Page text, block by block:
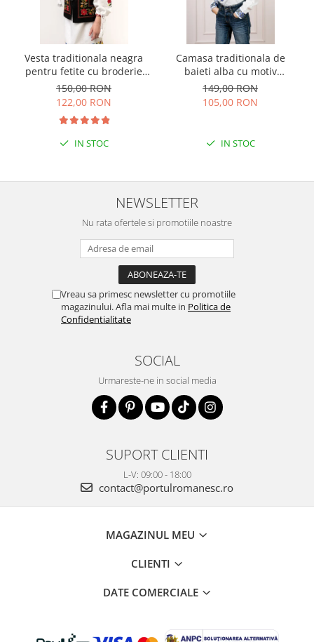
Vesta traditionala neagra
pentru fetite cu broderie
florala rosie Sonia 01
150,00 RON
122,00 RON
IN STOC
Camasa traditionala de
baieti alba cu motiv
geometric albastru Flavius
01
149,00 RON
105,00 RON
IN STOC
NEWSLETTER
Nu rata ofertele si promotiile noastre
Vreau sa primesc newsletter cu promotiile
magazinului. Afla mai multe in Politica de
Confidentialitate
SOCIAL
Urmareste-ne in social media
SUPORT CLIENTI
L-V: 09:00 - 18:00
contact@portulromanesc.ro
MAGAZINUL MEU
CLIENTI
DATE COMERCIALE